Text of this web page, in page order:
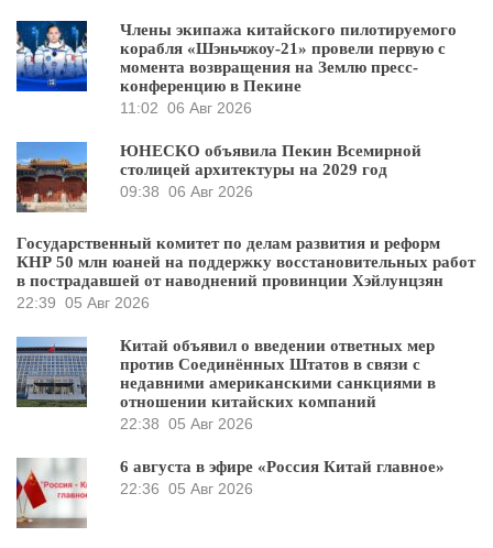
Члены экипажа китайского пилотируемого
корабля «Шэньчжоу-21» провели первую с
момента возвращения на Землю пресс-
конференцию в Пекине
11:02 06 Авг 2026
ЮНЕСКО объявила Пекин Всемирной
столицей архитектуры на 2029 год
09:38 06 Авг 2026
Государственный комитет по делам развития и реформ
КНР 50 млн юаней на поддержку восстановительных работ
в пострадавшей от наводнений провинции Хэйлунцзян
22:39 05 Авг 2026
Китай объявил о введении ответных мер
против Соединённых Штатов в связи с
недавними американскими санкциями в
отношении китайских компаний
22:38 05 Авг 2026
6 августа в эфире «Россия Китай главное»
22:36 05 Авг 2026